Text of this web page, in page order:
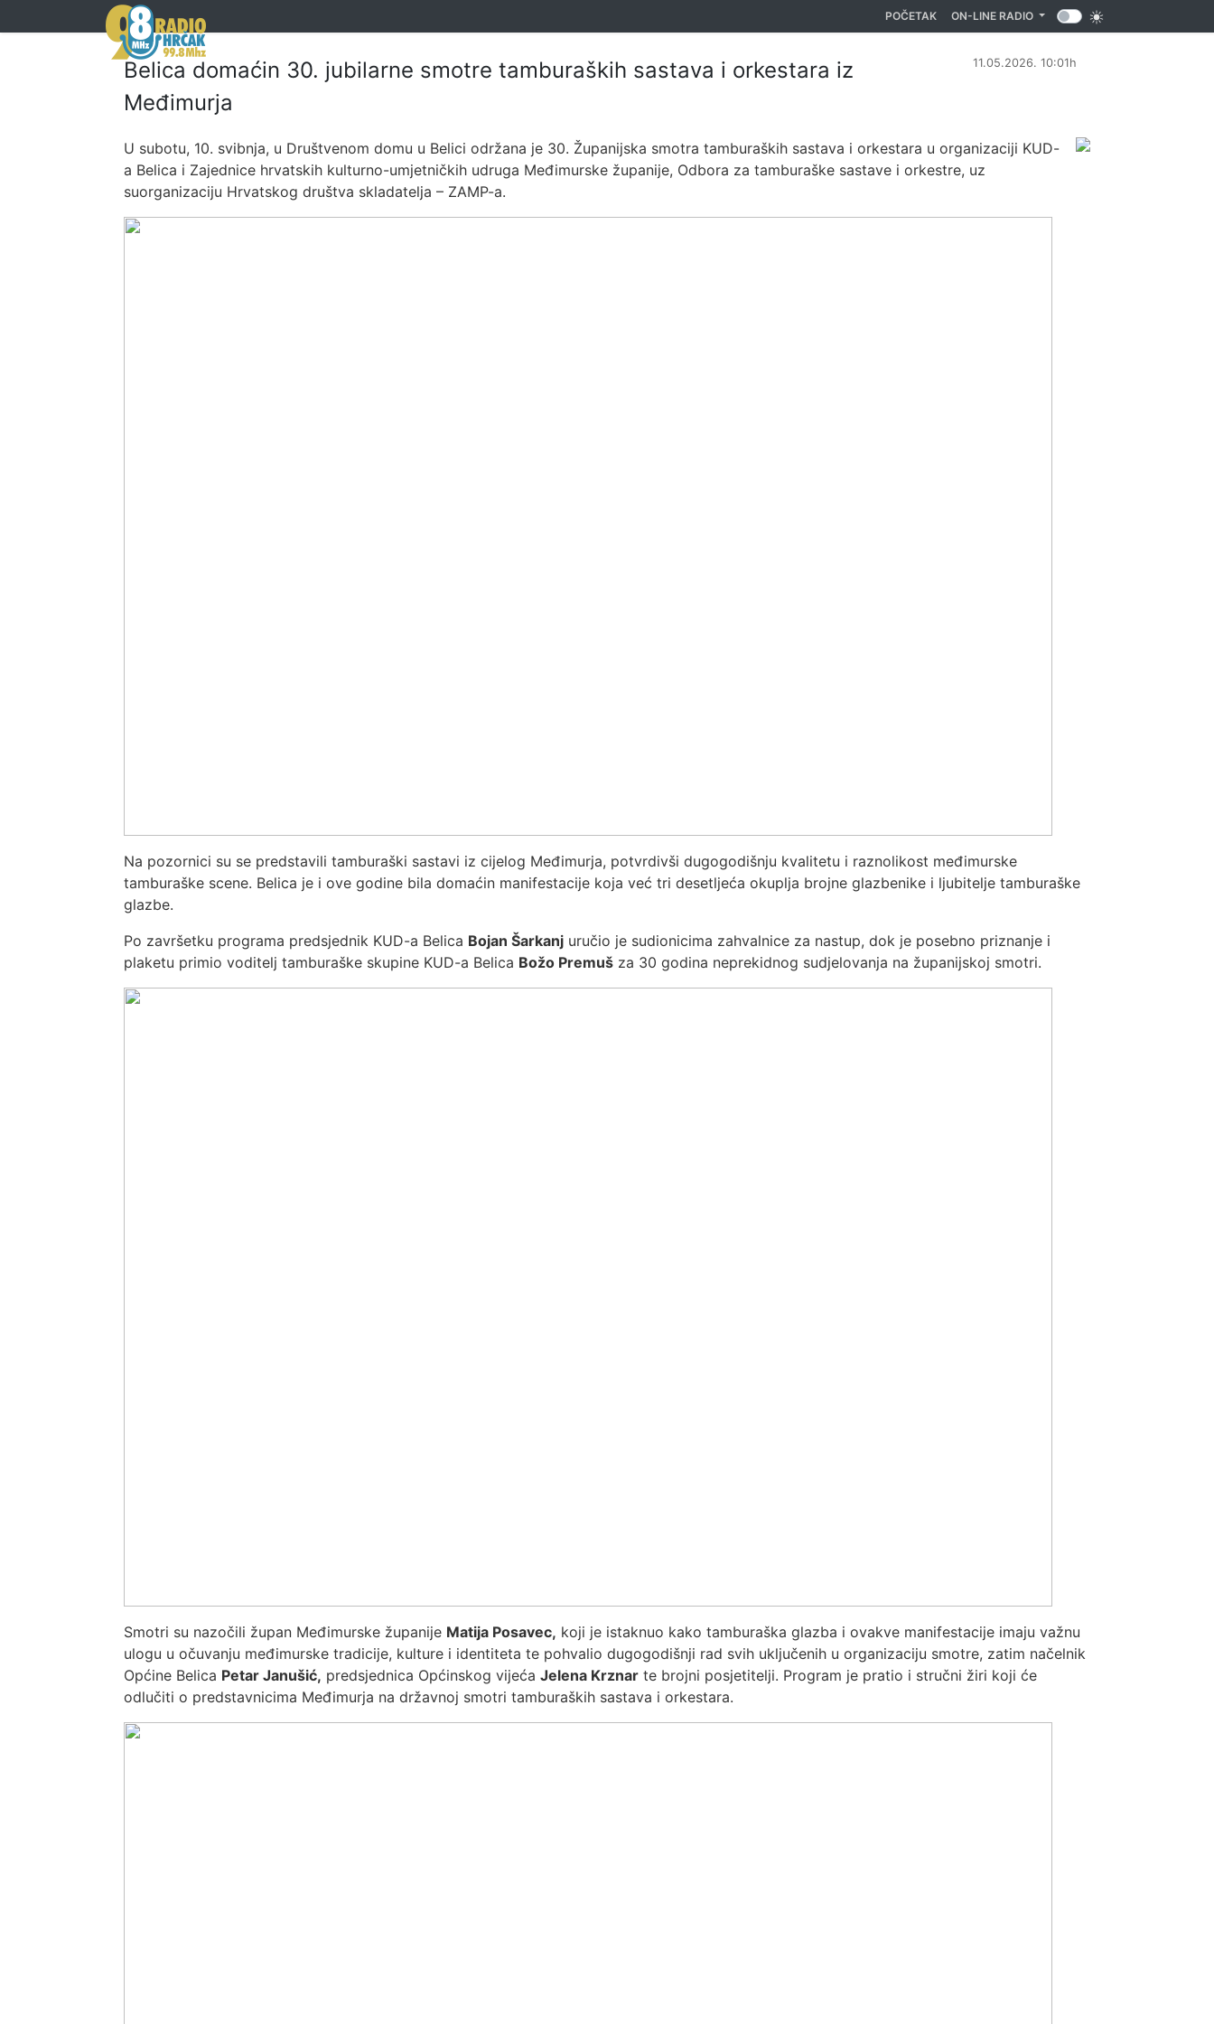
POČETAK(CURRENT)
ON-LINE RADIO
Belica domaćin 30. jubilarne smotre tamburaških sastava i orkestara iz
Međimurja
11.05.2026. 10:01h
U subotu, 10. svibnja, u Društvenom domu u Belici održana je 30. Županijska smotra tamburaških sastava i orkestara u organizaciji KUD-
a Belica i Zajednice hrvatskih kulturno-umjetničkih udruga Međimurske županije, Odbora za tamburaške sastave i orkestre, uz
suorganizaciju Hrvatskog društva skladatelja – ZAMP-a.
Na pozornici su se predstavili tamburaški sastavi iz cijelog Međimurja, potvrdivši dugogodišnju kvalitetu i raznolikost međimurske
tamburaške scene. Belica je i ove godine bila domaćin manifestacije koja već tri desetljeća okuplja brojne glazbenike i ljubitelje tamburaške
glazbe.
Po završetku programa predsjednik KUD-a Belica Bojan Šarkanj uručio je sudionicima zahvalnice za nastup, dok je posebno priznanje i
plaketu primio voditelj tamburaške skupine KUD-a Belica Božo Premuš za 30 godina neprekidnog sudjelovanja na županijskoj smotri.
Smotri su nazočili župan Međimurske županije Matija Posavec, koji je istaknuo kako tamburaška glazba i ovakve manifestacije imaju važnu
ulogu u očuvanju međimurske tradicije, kulture i identiteta te pohvalio dugogodišnji rad svih uključenih u organizaciju smotre, zatim načelnik
Općine Belica Petar Janušić, predsjednica Općinskog vijeća Jelena Krznar te brojni posjetitelji. Program je pratio i stručni žiri koji će
odlučiti o predstavnicima Međimurja na državnoj smotri tamburaških sastava i orkestara.